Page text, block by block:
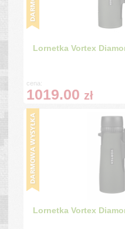
Lornetka Vortex
cena:
1019.00 zł
Lornetka Vortex